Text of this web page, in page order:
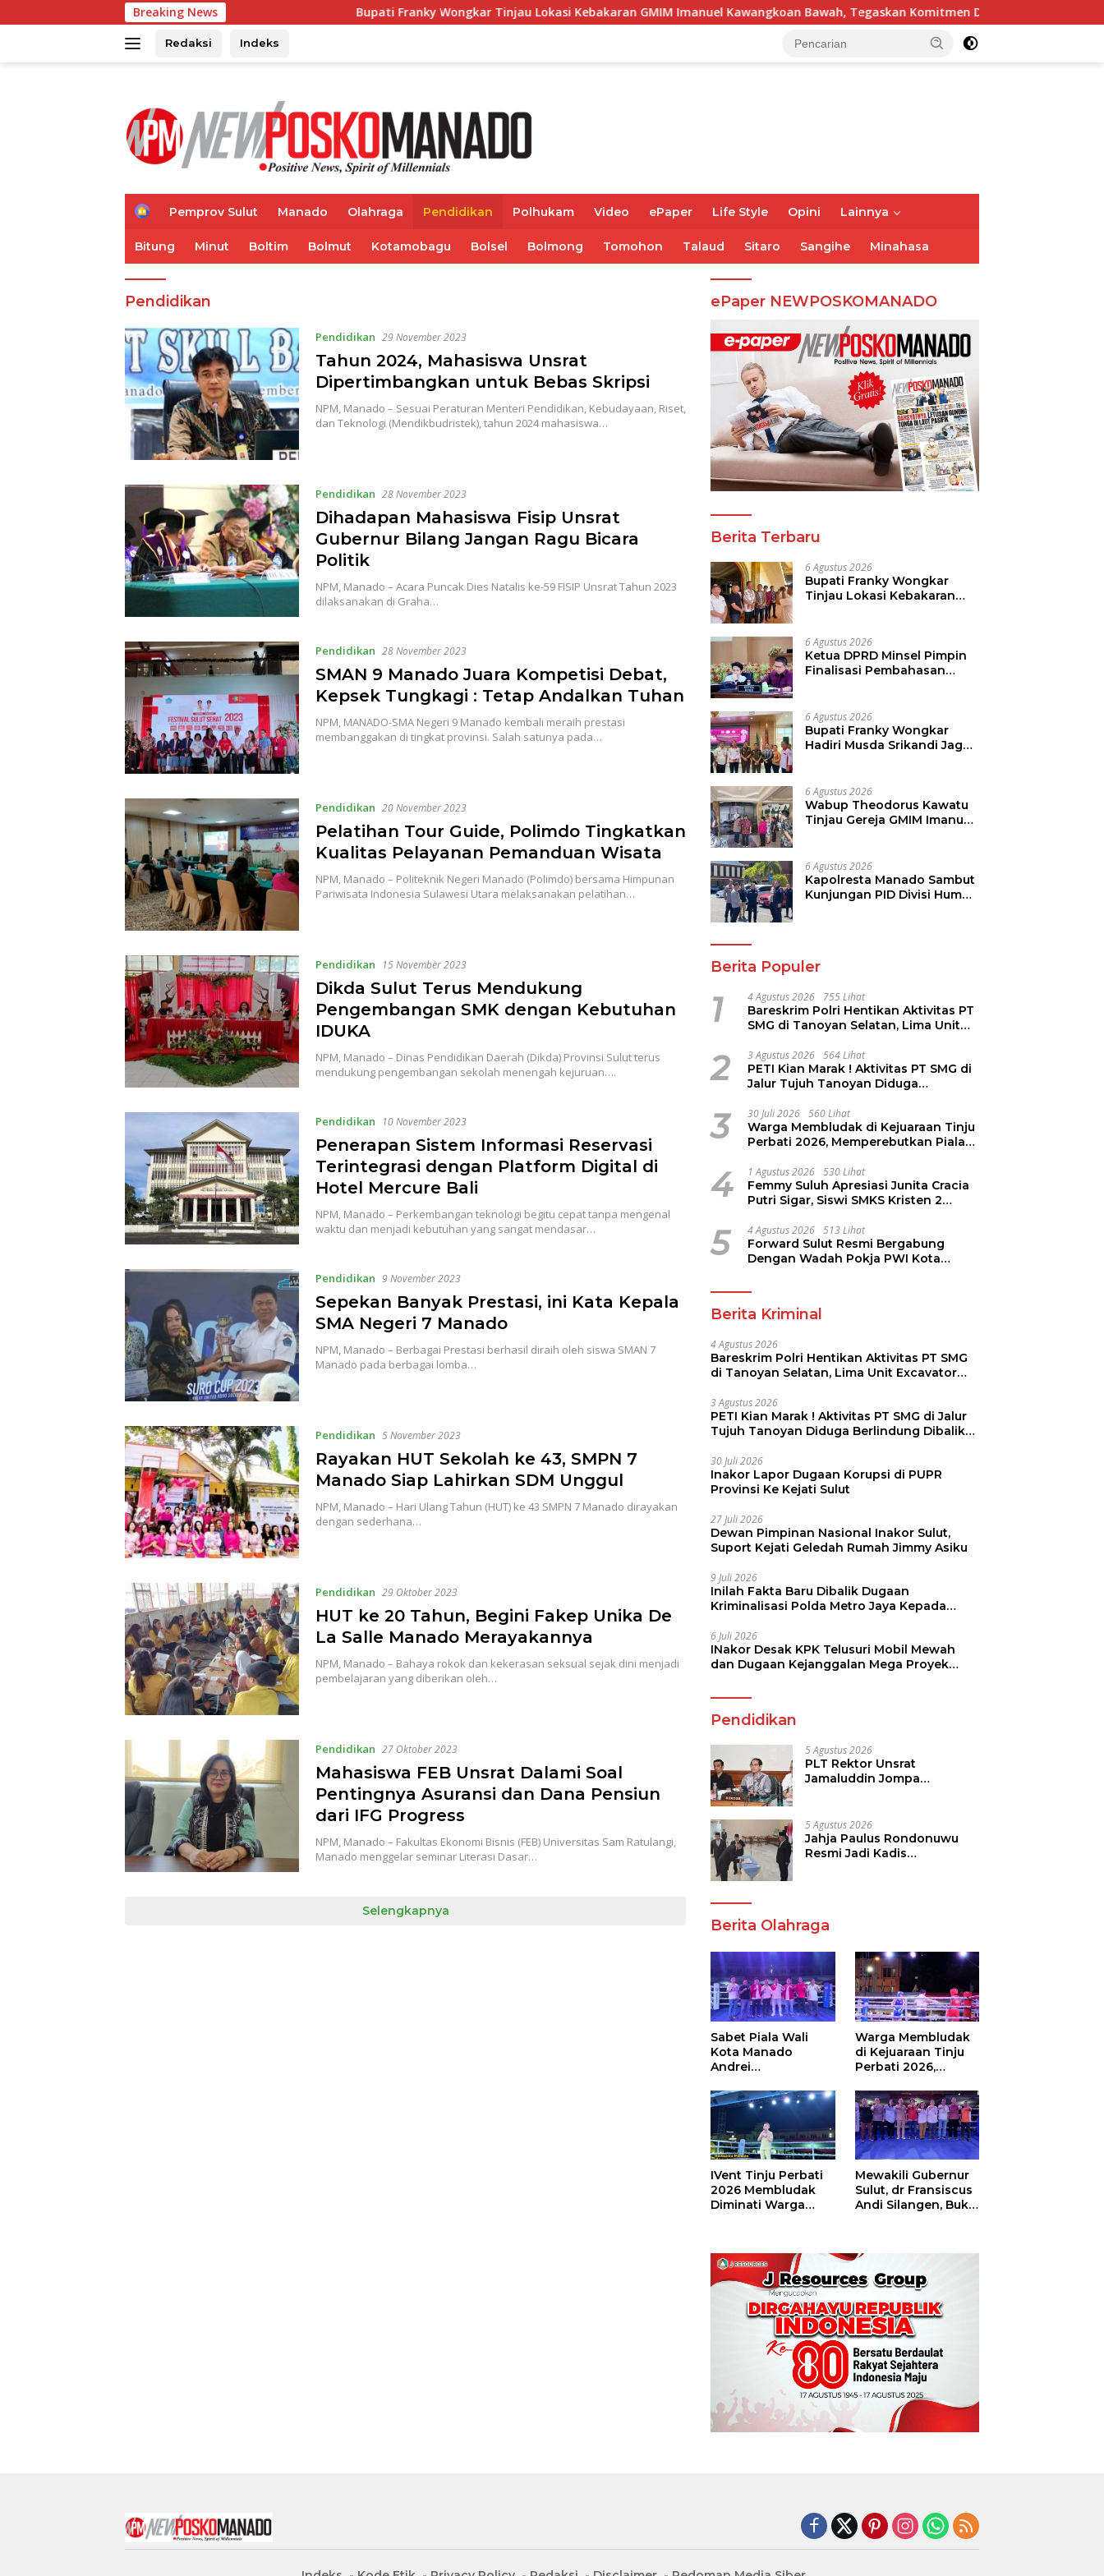
ke
Breaking News Bupati Franky Wongkar Tinjau Lokasi Kebakaran GMIM Imanuel Kawangkoan Bawah, Tegaskan Komitmen Dukung Pemulihan
Redaksi Indeks
H
e
Pemprov Sulut Manado Olahraga Pendidikan Polhukam Video ePaper Life Style Opini Lainnya
Bitung Minut Boltim Bolmut Kotamobagu Bolsel Bolmong Tomohon Talaud Sitaro Sangihe Minahasa
Pendidikan
Pendidikan 29 November 2023
Tahun 2024, Mahasiswa Unsrat
Dipertimbangkan untuk Bebas Skripsi
NPM, Manado – Sesuai Peraturan Menteri Pendidikan, Kebudayaan, Riset,
dan Teknologi (Mendikbudristek), tahun 2024 mahasiswa…
Pendidikan 28 November 2023
Dihadapan Mahasiswa Fisip Unsrat
Gubernur Bilang Jangan Ragu Bicara
Politik
NPM, Manado – Acara Puncak Dies Natalis ke-59 FISIP Unsrat Tahun 2023
dilaksanakan di Graha…
Pendidikan 28 November 2023
SMAN 9 Manado Juara Kompetisi Debat,
Kepsek Tungkagi : Tetap Andalkan Tuhan
NPM, MANADO-SMA Negeri 9 Manado kembali meraih prestasi
membanggakan di tingkat provinsi. Salah satunya pada…
Pendidikan 20 November 2023
Pelatihan Tour Guide, Polimdo Tingkatkan
Kualitas Pelayanan Pemanduan Wisata
NPM, Manado – Politeknik Negeri Manado (Polimdo) bersama Himpunan
Pariwisata Indonesia Sulawesi Utara melaksanakan pelatihan…
Pendidikan 15 November 2023
Dikda Sulut Terus Mendukung
Pengembangan SMK dengan Kebutuhan
IDUKA
NPM, Manado – Dinas Pendidikan Daerah (Dikda) Provinsi Sulut terus
mendukung pengembangan sekolah menengah kejuruan….
Pendidikan 10 November 2023
Penerapan Sistem Informasi Reservasi
Terintegrasi dengan Platform Digital di
Hotel Mercure Bali
NPM, Manado – Perkembangan teknologi begitu cepat tanpa mengenal
waktu dan menjadi kebutuhan yang sangat mendasar…
Pendidikan 9 November 2023
Sepekan Banyak Prestasi, ini Kata Kepala
SMA Negeri 7 Manado
NPM, Manado – Berbagai Prestasi berhasil diraih oleh siswa SMAN 7
Manado pada berbagai lomba…
Pendidikan 5 November 2023
Rayakan HUT Sekolah ke 43, SMPN 7
Manado Siap Lahirkan SDM Unggul
NPM, Manado – Hari Ulang Tahun (HUT) ke 43 SMPN 7 Manado dirayakan
dengan sederhana…
Pendidikan 29 Oktober 2023
HUT ke 20 Tahun, Begini Fakep Unika De
La Salle Manado Merayakannya
NPM, Manado – Bahaya rokok dan kekerasan seksual sejak dini menjadi
pembelajaran yang diberikan oleh…
Pendidikan 27 Oktober 2023
Mahasiswa FEB Unsrat Dalami Soal
Pentingnya Asuransi dan Dana Pensiun
dari IFG Progress
NPM, Manado – Fakultas Ekonomi Bisnis (FEB) Universitas Sam Ratulangi,
Manado menggelar seminar Literasi Dasar…
Selengkapnya
ePaper NEWPOSKOMANADO
Berita Terbaru
6 Agustus 2026
Bupati Franky Wongkar
Tinjau Lokasi Kebakaran
Komitmen Dukung
Pemulihan
6 Agustus 2026
Ketua DPRD Minsel Pimpin
Finalisasi Pembahasan
6 Agustus 2026
Bupati Franky Wongkar
Hadiri Musda Srikandi Jaga
6 Agustus 2026
Wabup Theodorus Kawatu
Tinjau Gereja GMIM Imanuel
Dukungan bagi Jemaat
6 Agustus 2026
Kapolresta Manado Sambut
Kunjungan PID Divisi Humas
Berita Populer
1 4 Agustus 2026 755 Lihat
Bareskrim Polri Hentikan Aktivitas PT
SMG di Tanoyan Selatan, Lima Unit
2 3 Agustus 2026 564 Lihat
PETI Kian Marak ! Aktivitas PT SMG di
Jalur Tujuh Tanoyan Diduga
3 30 Juli 2026 560 Lihat
Warga Membludak di Kejuaraan Tinju
Perbati 2026, Memperebutkan Piala
4 1 Agustus 2026 530 Lihat
Femmy Suluh Apresiasi Junita Cracia
Putri Sigar, Siswi SMKS Kristen 2
Dikmen Nasional 2026
5 4 Agustus 2026 513 Lihat
Forward Sulut Resmi Bergabung
Dengan Wadah Pokja PWI Kota
Berita Kriminal
4 Agustus 2026
Bareskrim Polri Hentikan Aktivitas PT SMG
di Tanoyan Selatan, Lima Unit Excavator
3 Agustus 2026
PETI Kian Marak ! Aktivitas PT SMG di Jalur
Tujuh Tanoyan Diduga Berlindung Dibalik
30 Juli 2026
Inakor Lapor Dugaan Korupsi di PUPR
Provinsi Ke Kejati Sulut
27 Juli 2026
Dewan Pimpinan Nasional Inakor Sulut,
Suport Kejati Geledah Rumah Jimmy Asiku
9 Juli 2026
Inilah Fakta Baru Dibalik Dugaan
Kriminalisasi Polda Metro Jaya Kepada
6 Juli 2026
INakor Desak KPK Telusuri Mobil Mewah
dan Dugaan Kejanggalan Mega Proyek
Pendidikan
5 Agustus 2026
PLT Rektor Unsrat
Jamaluddin Jompa
Kampus Kondusif
5 Agustus 2026
Jahja Paulus Rondonuwu
Resmi Jadi Kadis
Berita Olahraga
Sabet Piala Wali
Kota Manado
Andrei
Boxing Camp Juara
Umum Tinju Perbati
2026
Warga Membludak
di Kejuaraan Tinju
Perbati 2026,
Piala Wali Kota
IVent Tinju Perbati
2026 Membludak
Diminati Warga
Mewakili Gubernur
Sulut, dr Fransiscus
Andi Silangen, Buka
Piala Wali Kota
Manado